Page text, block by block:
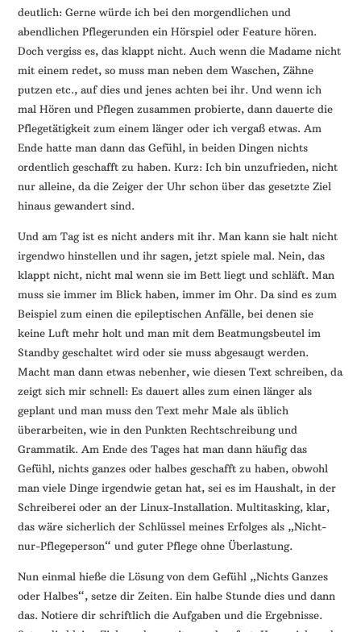
deutlich: Gerne würde ich bei den morgendlichen und
abendlichen Pflegerunden ein Hörspiel oder Feature hören.
Doch vergiss es, das klappt nicht. Auch wenn die Madame nicht
mit einem redet, so muss man neben dem Waschen, Zähne
putzen etc., auf dies und jenes achten bei ihr. Und wenn ich
mal Hören und Pflegen zusammen probierte, dann dauerte die
Pflegetätigkeit zum einem länger oder ich vergaß etwas. Am
Ende hatte man dann das Gefühl, in beiden Dingen nichts
ordentlich geschafft zu haben. Kurz: Ich bin unzufrieden, nicht
nur alleine, da die Zeiger der Uhr schon über das gesetzte Ziel
hinaus gewandert sind.
Und am Tag ist es nicht anders mit ihr. Man kann sie halt nicht
irgendwo hinstellen und ihr sagen, jetzt spiele mal. Nein, das
klappt nicht, nicht mal wenn sie im Bett liegt und schläft. Man
muss sie immer im Blick haben, immer im Ohr. Da sind es zum
Beispiel zum einen die epileptischen Anfälle, bei denen sie
keine Luft mehr holt und man mit dem Beatmungsbeutel im
Standby geschaltet wird oder sie muss abgesaugt werden.
Macht man dann etwas nebenher, wie diesen Text schreiben, da
zeigt sich mir schnell: Es dauert alles zum einen länger als
geplant und man muss den Text mehr Male als üblich
überarbeiten, wie in den Punkten Rechtschreibung und
Grammatik. Am Ende des Tages hat man dann häufig das
Gefühl, nichts ganzes oder halbes geschafft zu haben, obwohl
man viele Dinge irgendwie getan hat, sei es im Haushalt, in der
Schreiberei oder an der Linux-Installation. Multitasking, klar,
das wäre sicherlich der Schlüssel meines Erfolges als „Nicht-
nur-Pflegeperson“ und guter Pflege ohne Überlastung.
Nun einmal hieße die Lösung von dem Gefühl „Nichts Ganzes
oder Halbes“, setze dir Zeiten. Ein halbe Stunde dies und dann
das. Notiere dir schriftlich die Aufgaben und die Ergebnisse.